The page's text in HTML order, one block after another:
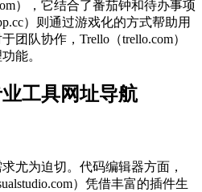
），它结合了番茄钟和待办事项
）则通过游戏化的方式帮助用
团队协作，Trello（trello.com）
能。
工具网址导航
尤为迫切。代码编辑器方面，
）凭借丰富的插件生